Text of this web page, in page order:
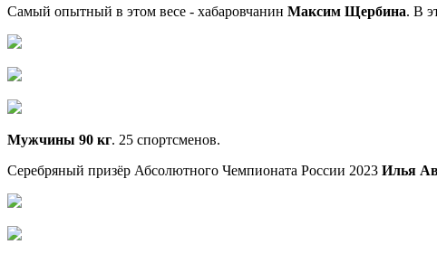
Самый опытный в этом весе - хабаровчанин Максим Щербина. В
Мужчины 90 кг. 25 спортсменов.
Серебряный призёр Абсолютного Чемпионата России 2023 Илья